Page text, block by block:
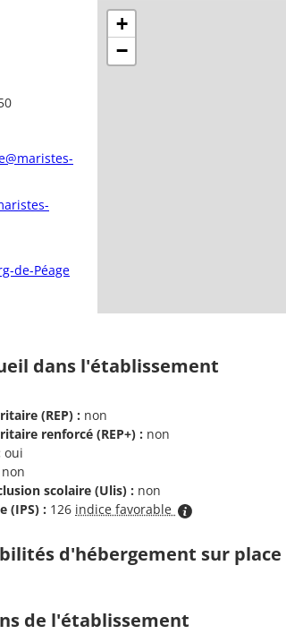
de-Péage
+
−
dans l'établissement
(REP) : non
renforcé (REP+) : non
oui
non
scolaire (Ulis) : non
(IPS) : 126 indice favorable
d'hébergement sur place
de l'établissement